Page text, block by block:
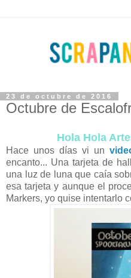
23 de octubre de 2016
Octubre de
Hola Hola
Hace unos días vi un
encanto... Una tarjeta de
una luz de luna que caía
esa tarjeta y aunque el
Markers, yo quise intentarlo